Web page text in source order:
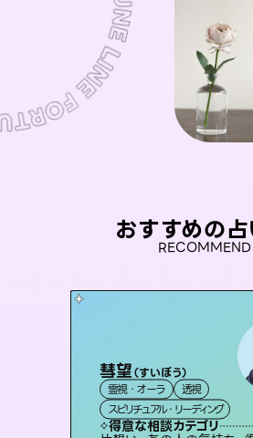
おすすめの
RECOMMEND
彗望（すいぼう）
霊視・オーラ
透視
スピリチュアル・リーディング
得意な相談カテゴリ
セラピスト理恵
霊視・オーラ タロット
スピリチュアル・リーディング
得意な相談カテゴリ
アイリス -iris-
西洋占星術 タロット
ルーン
得意な相談カテ
未来視師
霊視・オーラ
スピリチュアル・リ
おう 霊
霊視・オーラ
オラクルカー
桃源珠羽
霊視・オーラ